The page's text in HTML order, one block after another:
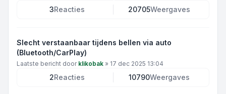
3Reacties 20705Weergaves
Slecht verstaanbaar tijdens bellen via auto
(Bluetooth/CarPlay)
Laatste bericht door klikobak » 17 dec 2025 13:04
2Reacties 10790Weergaves